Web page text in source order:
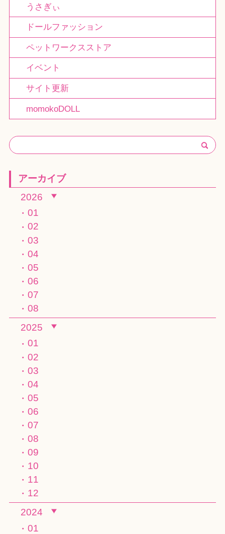
うさぎぃ
ドールファッション
ペットワークスストア
イベント
サイト更新
momokoDOLL
アーカイブ
2026
01
02
03
04
05
06
07
08
2025
01
02
03
04
05
06
07
08
09
10
11
12
2024
01